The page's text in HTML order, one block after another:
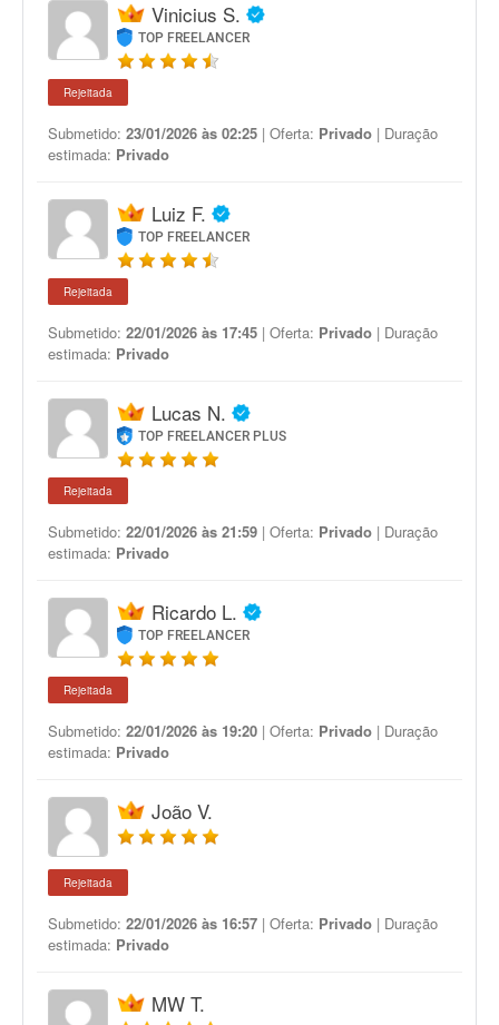
Vinicius S.
TOP FREELANCER
Rejeitada
Submetido: 23/01/2026 às 02:25 | Oferta: Privado | Duração
estimada: Privado
Luiz F.
TOP FREELANCER
Rejeitada
Submetido: 22/01/2026 às 17:45 | Oferta: Privado | Duração
estimada: Privado
Lucas N.
TOP FREELANCER PLUS
Rejeitada
Submetido: 22/01/2026 às 21:59 | Oferta: Privado | Duração
estimada: Privado
Ricardo L.
TOP FREELANCER
Rejeitada
Submetido: 22/01/2026 às 19:20 | Oferta: Privado | Duração
estimada: Privado
João V.
Rejeitada
Submetido: 22/01/2026 às 16:57 | Oferta: Privado | Duração
estimada: Privado
MW T.